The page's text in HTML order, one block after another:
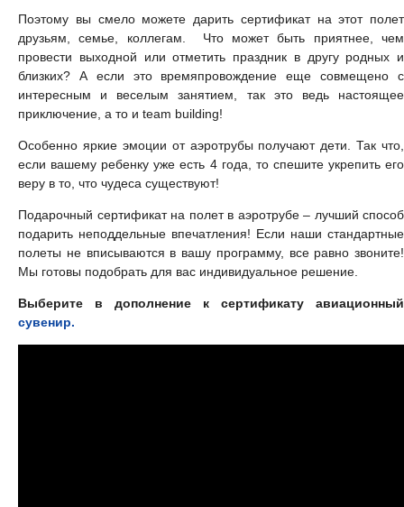
Поэтому вы смело можете дарить сертификат на этот полет
друзьям, семье, коллегам. Что может быть приятнее, чем
провести выходной или отметить праздник в другу родных и
близких? А если это времяпровождение еще совмещено с
интересным и веселым занятием, так это ведь настоящее
приключение, а то и team building!
Особенно яркие эмоции от аэротрубы получают дети. Так что,
если вашему ребенку уже есть 4 года, то спешите укрепить его
веру в то, что чудеса существуют!
Подарочный сертификат на полет в аэротрубе – лучший способ
подарить неподдельные впечатления! Если наши стандартные
полеты не вписываются в вашу программу, все равно звоните!
Мы готовы подобрать для вас индивидуальное решение.
Выберите в дополнение к сертификату авиационный
сувенир.